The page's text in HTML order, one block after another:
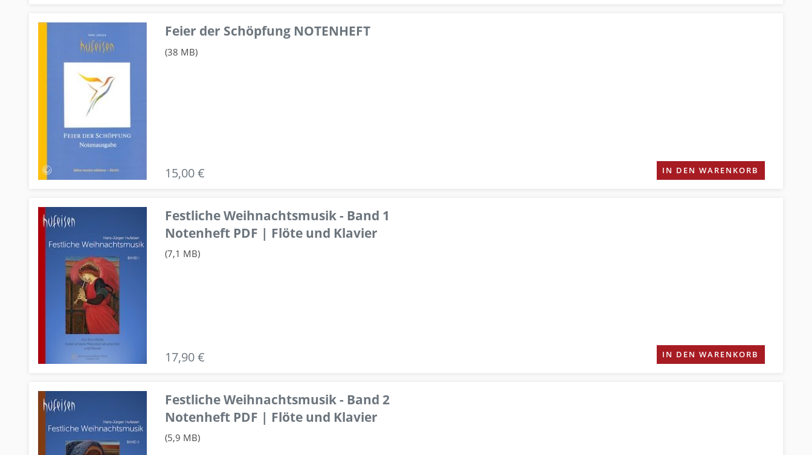
Feier der Schöpfung NOTENHEFT
(38 MB)
15,00 € IN DEN WARENKORB
Festliche Weihnachtsmusik - Band 1
Notenheft PDF | Flöte und Klavier
(7,1 MB)
17,90 € IN DEN WARENKORB
Festliche Weihnachtsmusik - Band 2
Notenheft PDF | Flöte und Klavier
(5,9 MB)